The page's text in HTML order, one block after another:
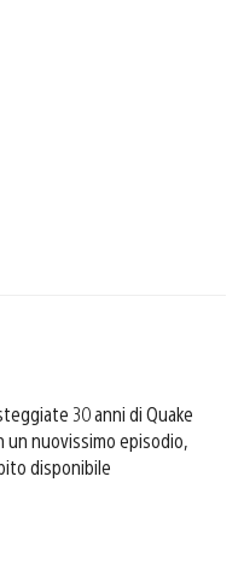
30 anni di Quake
un nuovissimo episodio,
disponibile